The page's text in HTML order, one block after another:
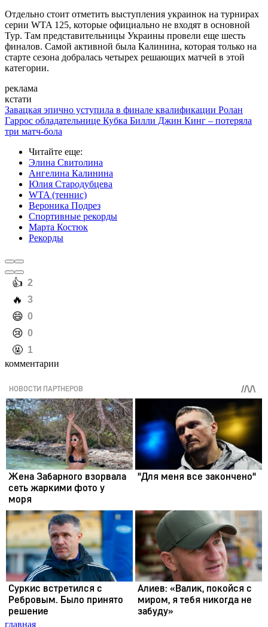
Отдельно стоит отметить выступления украинок на турнирах
серии WTA 125, которые официально не входят в основной
Тур. Там представительницы Украины провели еще шесть
финалов. Самой активной была Калинина, которая только на
старте сезона добралась четырех решающих матчей в этой
категории.
реклама
кстати
Завацкая эпично уступила в финале квалификации Ролан
Гаррос обладательнице Кубка Билли Джин Кинг – потеряла
три матч-бола
Читайте еще:
Элина Свитолина
Ангелина Калинина
Юлия Стародубцева
WTA (теннис)
Вероника Подрез
Спортивные рекорды
Марта Костюк
Рекорды
️👍 2
️🔥 3
️😄 0
️😢 0
️🤬 1
комментарии
главная